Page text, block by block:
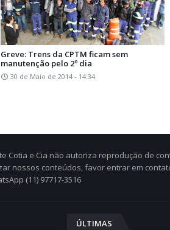
Greve: Trens da CPTM ficam sem
manutenção pelo 2º dia
30 de Maio de 2014 - 14:34
Cotia e Cia não autoriza reprodução de
nossos conteúdos, favor entrar em
(11) 97717-3516
ÚLTIMAS